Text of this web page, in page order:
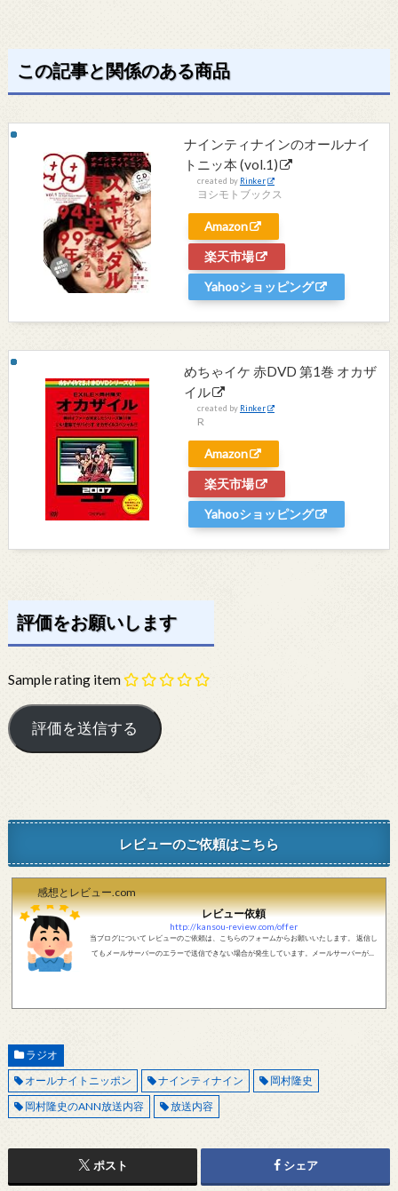
この記事と関係のある商品
ナインティナインのオールナイ
トニッ本 (vol.1)
created by Rinker
ヨシモトブックス
Amazon
楽天市場
Yahooショッピング
めちゃイケ 赤DVD 第1巻 オカザ
イル
created by Rinker
R
Amazon
楽天市場
Yahooショッピング
評価をお願いします
Sample rating item
レビューのご依頼はこちら
感想とレビュー.com
レビュー依頼
http://kansou-review.com/offer
当ブログについて レビューのご依頼は、こちらのフォームからお願いいたします。 返信し
てもメールサーバーのエラーで送信できない場合が発生しています。メールサーバーが正
ラジオ
オールナイトニッポン
ナインティナイン
岡村隆史
岡村隆史のANN放送内容
放送内容
ポスト シェア